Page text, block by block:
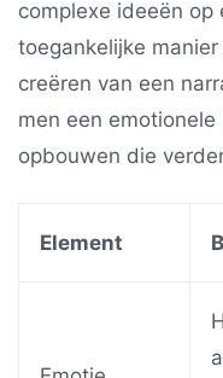
complexe ideeën op
toegankelijke
creëren van een
men een
opbouwen die
Element